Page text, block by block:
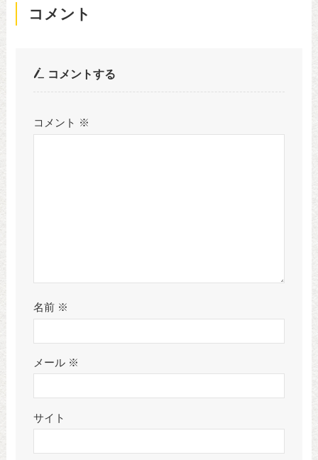
コメント
コメントする
コメント ※
名前 ※
メール ※
サイト